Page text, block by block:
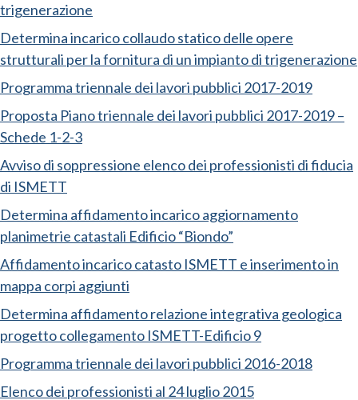
trigenerazione
Determina incarico collaudo statico delle opere
strutturali per la fornitura di un impianto di trigenerazione
Programma triennale dei lavori pubblici 2017-2019
Proposta Piano triennale dei lavori pubblici 2017-2019 –
Schede 1-2-3
Avviso di soppressione elenco dei professionisti di fiducia
di ISMETT
Determina affidamento incarico aggiornamento
planimetrie catastali Edificio “Biondo”
Affidamento incarico catasto ISMETT e inserimento in
mappa corpi aggiunti
Determina affidamento relazione integrativa geologica
progetto collegamento ISMETT-Edificio 9
Programma triennale dei lavori pubblici 2016-2018
Elenco dei professionisti al 24 luglio 2015